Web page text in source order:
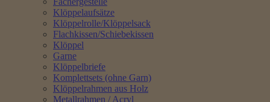
Klöppelaufsätze
Klöppelrolle/Klöppelsack
Flachkissen/Schiebekissen
Klöppel
Garne
Klöppelbriefe
Komplettsets (ohne Garn)
Klöppelrahmen aus Holz
Metallrahmen / Acryl